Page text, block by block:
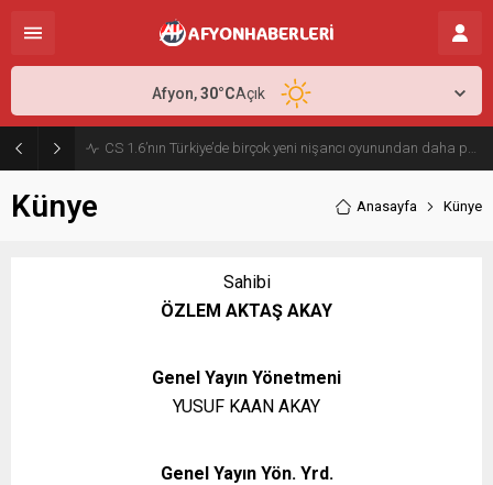
Antalya Transfer Seçenekleri ile Yolculuğunuzu Daha Planlı Hale Getirin
Afyon,30°CAçık
Künye Anasayfa Künye
Sahibi
ÖZLEM AKTAŞ AKAY
Genel Yayın Yönetmeni
YUSUF KAAN AKAY
Genel Yayın Yön. Yrd.